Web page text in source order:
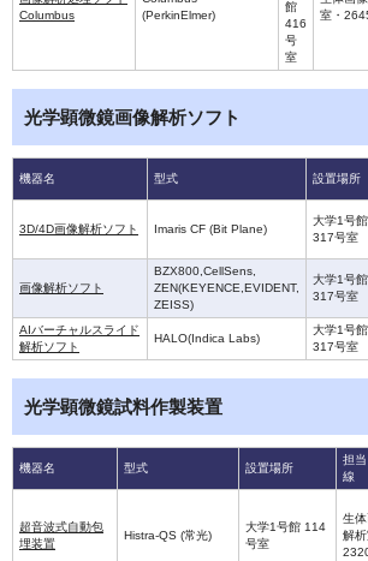
Columbus
(PerkinElmer)
館
416
号
室
室・
光学顕微鏡画像解析ソフト
機器名 型式 設置場所
3D/4D画像解析ソフト Imaris CF (Bit Plane)
大学1号館
317号室
画像解析ソフト
BZX800,CellSens,
ZEN(KEYENCE,EVIDENT,
ZEISS)
大学1号館
317号室
AIバーチャルスライド
解析ソフト
HALO(Indica Labs)
大学1号館
317号室
光学顕微鏡試料作製装置
機器名 型式 設置場所
担
線
超音波式自動包
埋装置
Histra-QS (常光)
大学1号館 114
号室
生
解析